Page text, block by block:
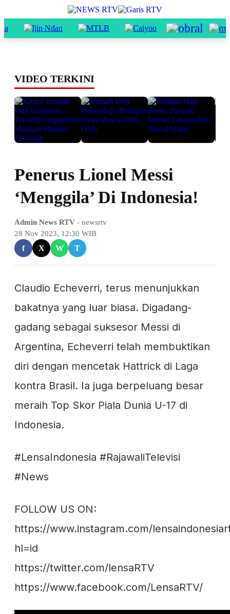
VIDEO TERKINI
Penerus Lionel Messi
‘Menggila’ Di Indonesia!
Admin News RTV - newsrtv
28 Nov 2023, 12:30 WIB
f X W T
Claudio Echeverri, terus menunjukkan
bakatnya yang luar biasa. Digadang-
gadang sebagai suksesor Messi di
Argentina, Echeverri telah membuktikan
diri dengan mencetak Hattrick di Laga
kontra Brasil. Ia juga berpeluang besar
meraih Top Skor Piala Dunia U-17 di
Indonesia.
#LensaIndonesia #RajawaliTelevisi
#News
FOLLOW US ON:
https://www.instagram.com/
hl=id
https://twitter.com/lensaRTV
https://www.facebook.com/LensaRTV/